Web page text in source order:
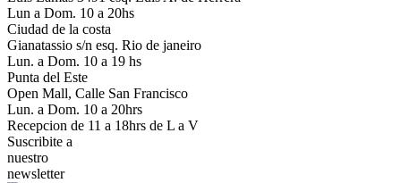
Lun a Dom. 10 a 20hs
Ciudad de la costa
Gianatassio s/n esq. Rio de janeiro
Lun. a Dom. 10 a 19 hs
Punta del Este
Open Mall, Calle San Francisco
Lun. a Dom. 10 a 20hrs
Recepcion de 11 a 18hrs de L a V
Suscribite a
nuestro
newsletter